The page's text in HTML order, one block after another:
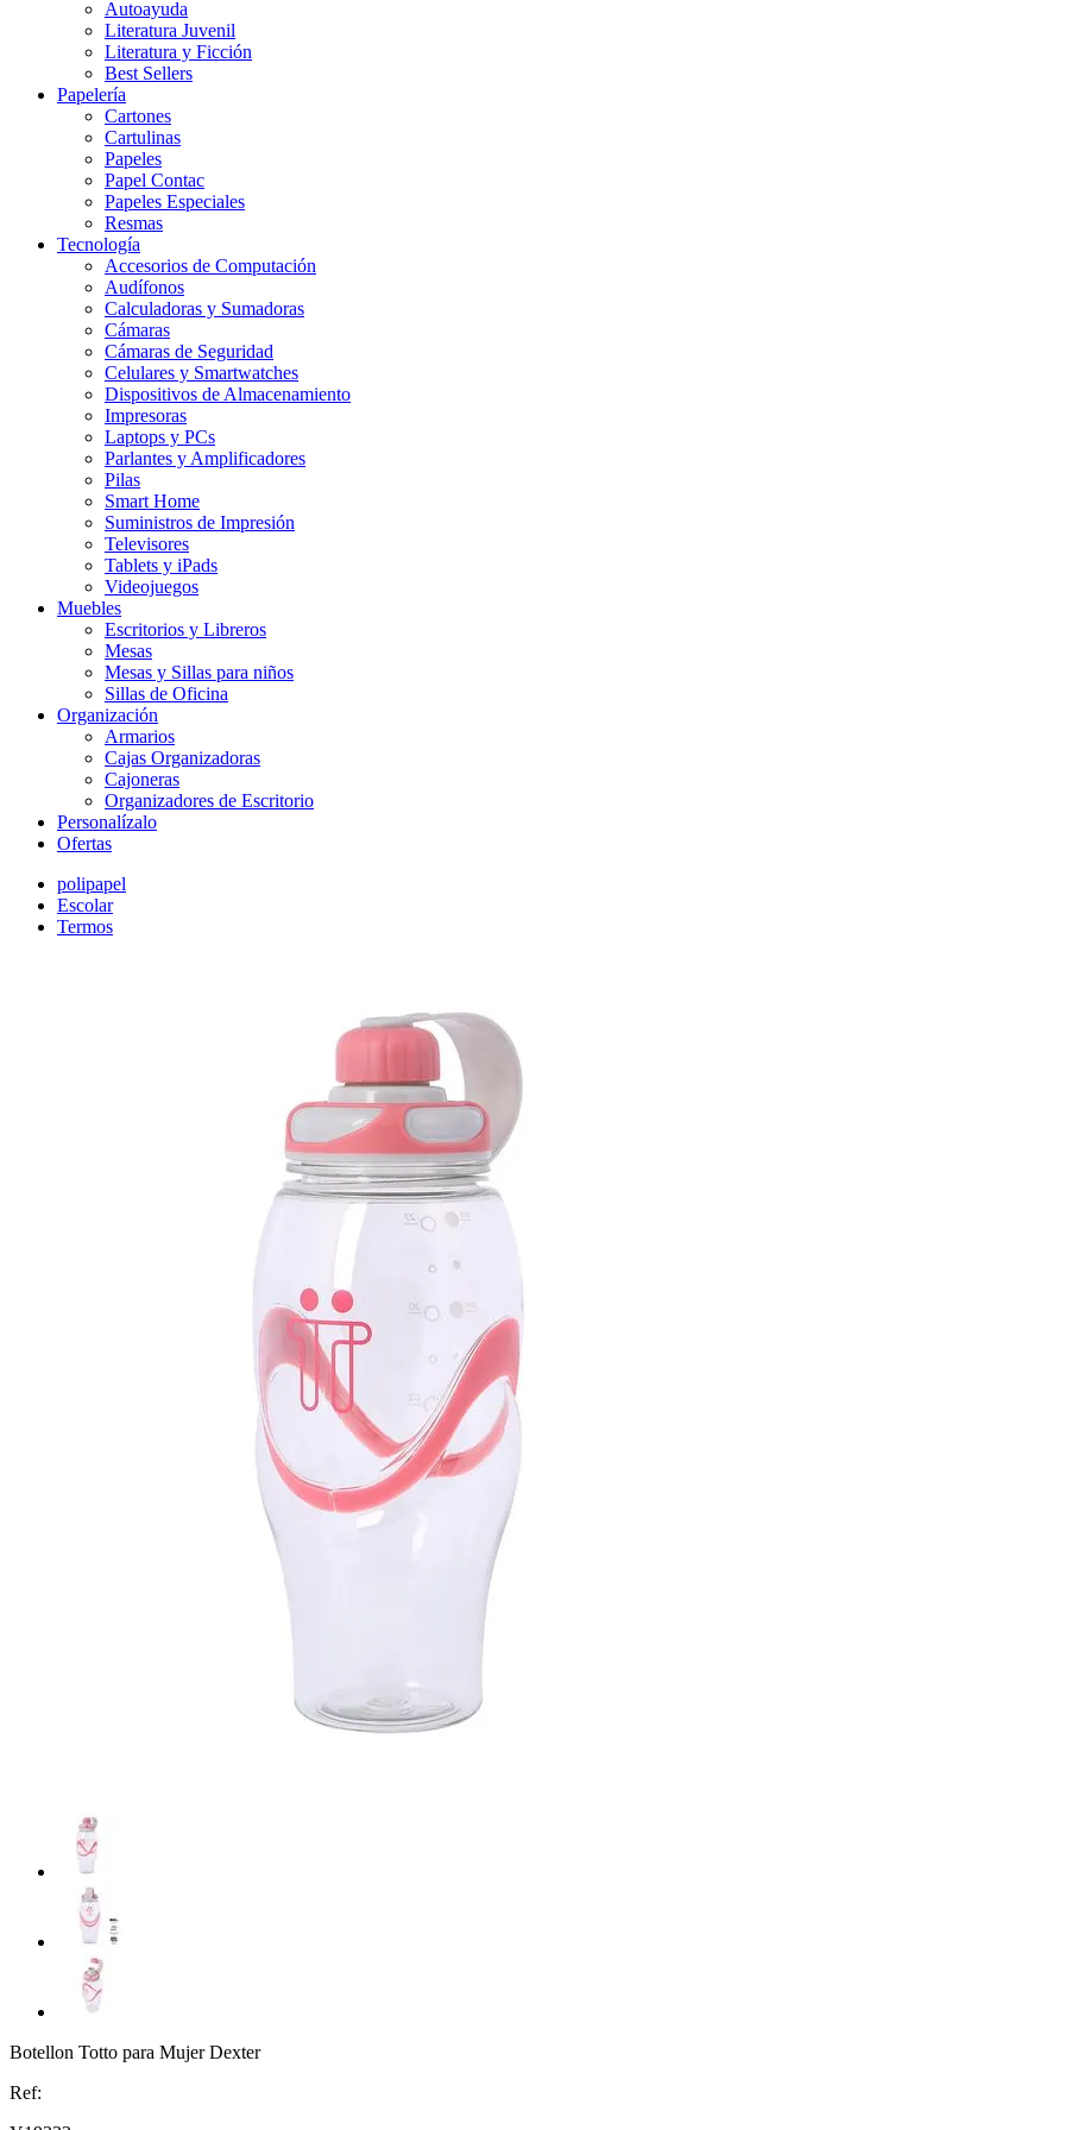
Autoayuda
Literatura Juvenil
Literatura y Ficción
Best Sellers
Papelería
Cartones
Cartulinas
Papeles
Papel Contac
Papeles Especiales
Resmas
Tecnología
Accesorios de Computación
Audífonos
Calculadoras y Sumadoras
Cámaras
Cámaras de Seguridad
Celulares y Smartwatches
Dispositivos de Almacenamiento
Impresoras
Laptops y PCs
Parlantes y Amplificadores
Pilas
Smart Home
Suministros de Impresión
Televisores
Tablets y iPads
Videojuegos
Muebles
Escritorios y Libreros
Mesas
Mesas y Sillas para niños
Sillas de Oficina
Organización
Armarios
Cajas Organizadoras
Cajoneras
Organizadores de Escritorio
Personalízalo
Ofertas
polipapel
Escolar
Termos
Botellon Totto para Mujer Dexter
Ref: